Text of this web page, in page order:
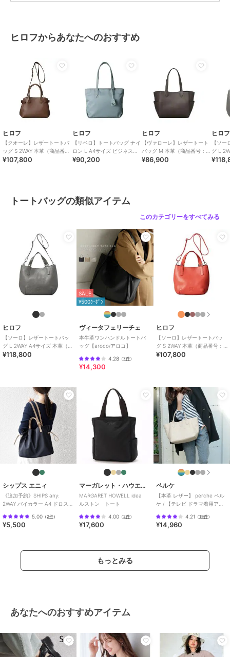
※照明の関係により、実際よりも色味が違って見える場合がありま
重量:約1 235g(サンプルサイズ)
ブランド ヒロフ
ショップ ヒロフ
バッグ トートバッグ
性別タイプ
レディース
バッグ ／ トートバッグ
ビター（２４３）
外側：牛革（クロモH） 内側：豚
革（スエード）
商品のお取り扱い方法
特徴
バッグ
本革/ ロゴ/ビジネス
カジュアル
就活 /Ａ４収納可
/旅行・出張対応
トートバッグ
本革
無地/ ロゴ/ビジネス/
カジュアル/ 就活
Ａ４収納可
イタリア製
ヒロフからあなたへのおすすめ
ヒロフ
【クオーレ】レザートートバ
ッグ S 2WAY 本革（商品番
号：P25-35442）
¥107,800
ヒロフ
【リベロ】トートバッグ ナイ
ロン L A4サイズ ビジネスバ
ッグ（商品番号：P25-
¥90,200
ヒロフ
【ヴァローレ】レザートート
バッグ M 本革（商品番号：
P25-35313）
¥86,900
ヒロフ
【ソ
グ L
（商品
トートバッグの類似アイテム
このカテゴリーをすべてみる
ヒロフ
【ソーロ】レザートートバッ
グ L 2WAY A4サイズ 本革（商
品番号：P25-20435）
¥118,800
SALE
¥500ｸｰﾎﾟﾝ
ヴィータフェリーチェ
本牛革ワンハンドルトートバ
ッグ【aroco/アロコ】
4.28 （7件）
¥14,300
ヒロフ
【ソーロ】レザートートバッ
グ S 2WAY 本革（商品番号：
P25-20434）
¥107,800
シップス エニィ
《追加予約》SHIPS any:
2WAY バイカラー A4 ドロスト
5.00 （2件）
¥5,500
マーガレット・ハウエル アイデア
MARGARET HOWELL idea
ルストン トート
4.00 （2件）
¥17,600
ペルケ
【本革 レザー】 perche ペル
ケ / 【テレビ ドラマ着用アイ
バッグ
4.21 （19件）
¥14,960
もっとみる
あなたへのおすすめアイテム